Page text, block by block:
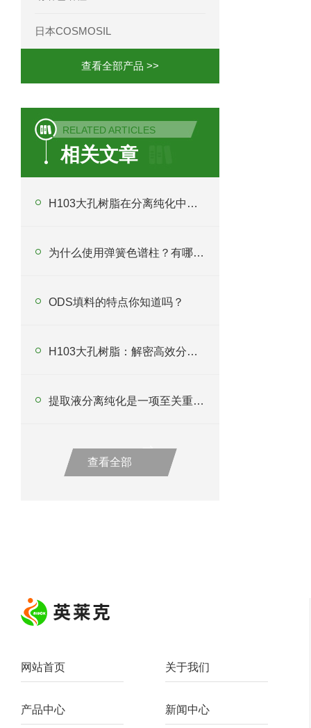
日本COSMOSIL
查看全部产品 >>
RELATED ARTICLES
相关文章
H103大孔树脂在分离纯化中起什么作用？
为什么使用弹簧色谱柱？有哪些应用？
ODS填料的特点你知道吗？
H103大孔树脂：解密高效分离纯化新利器
提取液分离纯化是一项至关重要的技术
查看全部
网站首页 关于我们
产品中心 新闻中心